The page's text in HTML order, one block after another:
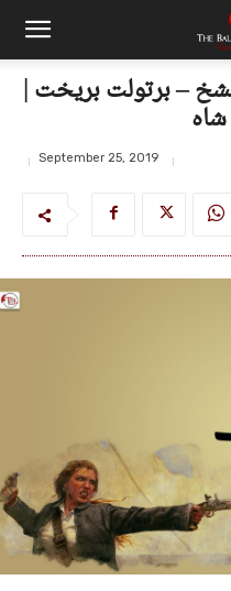
– برتولت بریخت |
September 25, 2019